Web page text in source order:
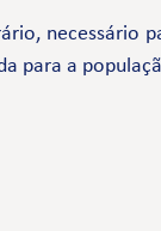
necessário
para a